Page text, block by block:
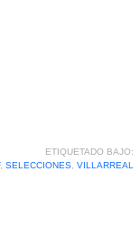
ETIQUETADO BAJO:
, SELECCIONES, VILLARREAL